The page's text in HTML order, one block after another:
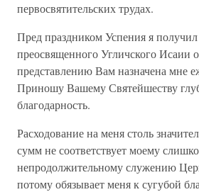
первосвятительских трудах.
Пред праздником Успения я
преосвященного Угличского Исаии
представлению Вам назначена мне
Приношу Вашему Святейшеству
благодарность.
Расходование на меня столь
сумм не соответствует моему
непродолжительному служению
потому обязывает меня к сугубой